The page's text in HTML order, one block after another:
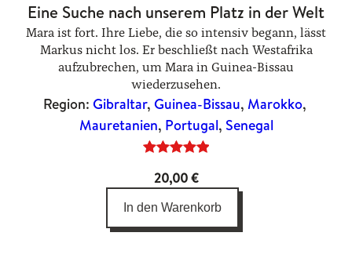
Eine Suche nach unserem Platz in der Welt
Mara ist fort. Ihre Liebe, die so intensiv begann, lässt
Markus nicht los. Er beschließt nach Westafrika
aufzubrechen, um Mara in Guinea-Bissau
wiederzusehen.
Region: Gibraltar, Guinea-Bissau, Marokko
Mauretanien, Portugal, Senegal
mit5.00
von 5,
20,00€
In den Warenkorb